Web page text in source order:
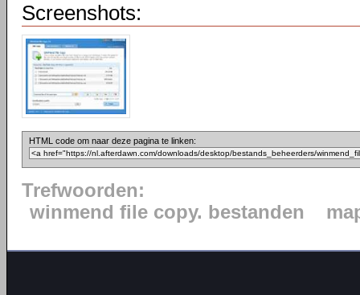
Screenshots:
HTML code om naar deze pagina te linken:
Trefwoorden:
winmend file copy. bestanden